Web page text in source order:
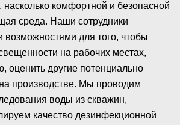
насколько комфортной и безопасной
среда. Наши сотрудники
возможностями для того, чтобы
на рабочих местах,
оценить другие потенциально
производстве. Мы проводим
воды из скважин,
качество дезинфекционной